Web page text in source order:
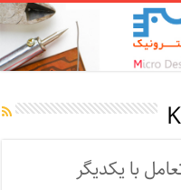
با یکدیگر